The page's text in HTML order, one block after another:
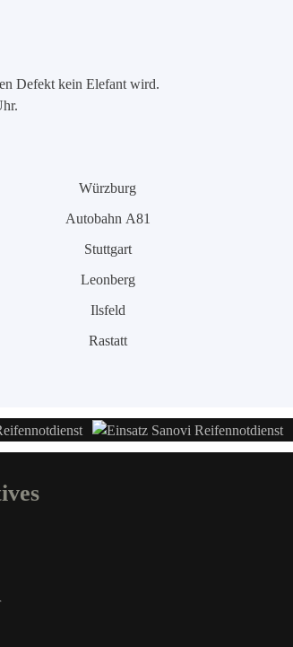
Defekt kein Elefant wird.
Würzburg
Autobahn A81
Stuttgart
Leonberg
Ilsfeld
Rastatt